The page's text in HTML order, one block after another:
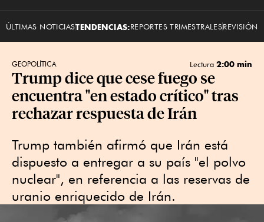
ÚLTIMAS NOTICIASTENDENCIAS:REPORTES TRIMESTRALESREVISIÓN
GEOPOLÍTICA Lectura 2:00 min
Trump dice que cese fuego se
encuentra "en estado crítico" tras
rechazar respuesta de Irán
Trump también afirmó que Irán está
dispuesto a entregar a su país "el polvo
nuclear", en referencia a las reservas de
uranio enriquecido de Irán.